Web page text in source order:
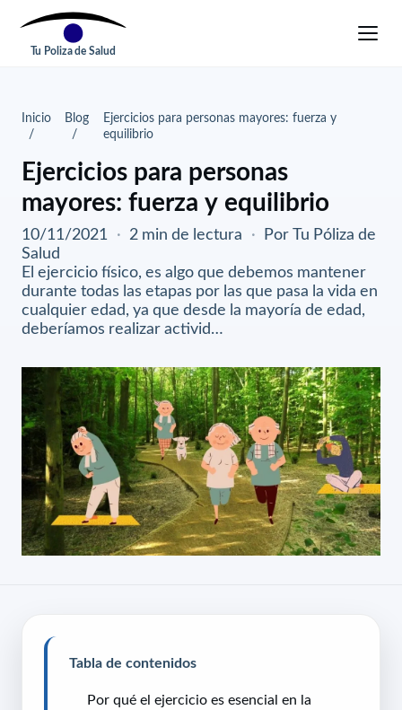
Tu Poliza de Salud
Inicio Blog
Ejercicios para personas mayores: fuerza y
equilibrio
Ejercicios para personas
mayores: fuerza y equilibrio
10/11/2021 · 2 min de lectura ·
Por Tu Póliza de
Salud
El ejercicio físico, es algo que debemos mantener
durante todas las etapas por las que pasa la vida en
cualquier edad, ya que desde la mayoría de edad,
deberíamos realizar activid…
Tabla de contenidos
Por qué el ejercicio es esencial en la